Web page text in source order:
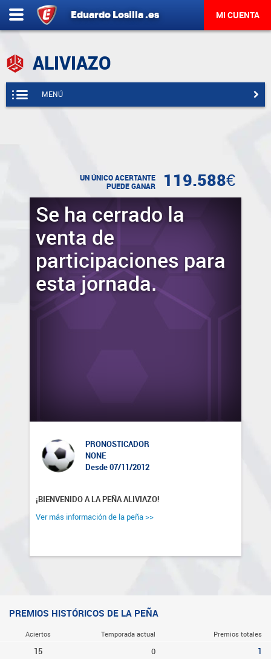
Eduardo Losilla.es MI CUENTA
ALIVIAZO
MENÚ
UN ÚNICO ACERTANTE
PUEDE GANAR
119.588€
Se ha cerrado la
venta de
participaciones para
esta jornada.
PRONOSTICADOR
NONE
Desde 07/11/2012
¡BIENVENIDO A LA PEÑA ALIVIAZO!
Ver más información de la peña >>
PREMIOS HISTÓRICOS DE LA PEÑA
Aciertos Temporada actual Premios totales
15 0 1